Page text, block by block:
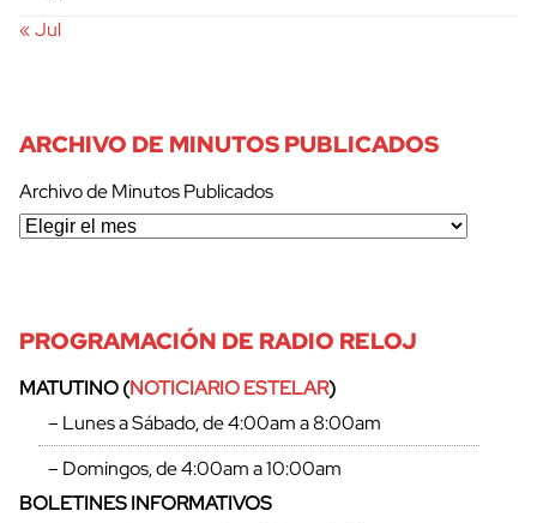
« Jul
ARCHIVO DE MINUTOS PUBLICADOS
Archivo de Minutos Publicados
PROGRAMACIÓN DE RADIO RELOJ
MATUTINO (NOTICIARIO ESTELAR)
– Lunes a Sábado, de 4:00am a 8:00am
– Domingos, de 4:00am a 10:00am
BOLETINES INFORMATIVOS